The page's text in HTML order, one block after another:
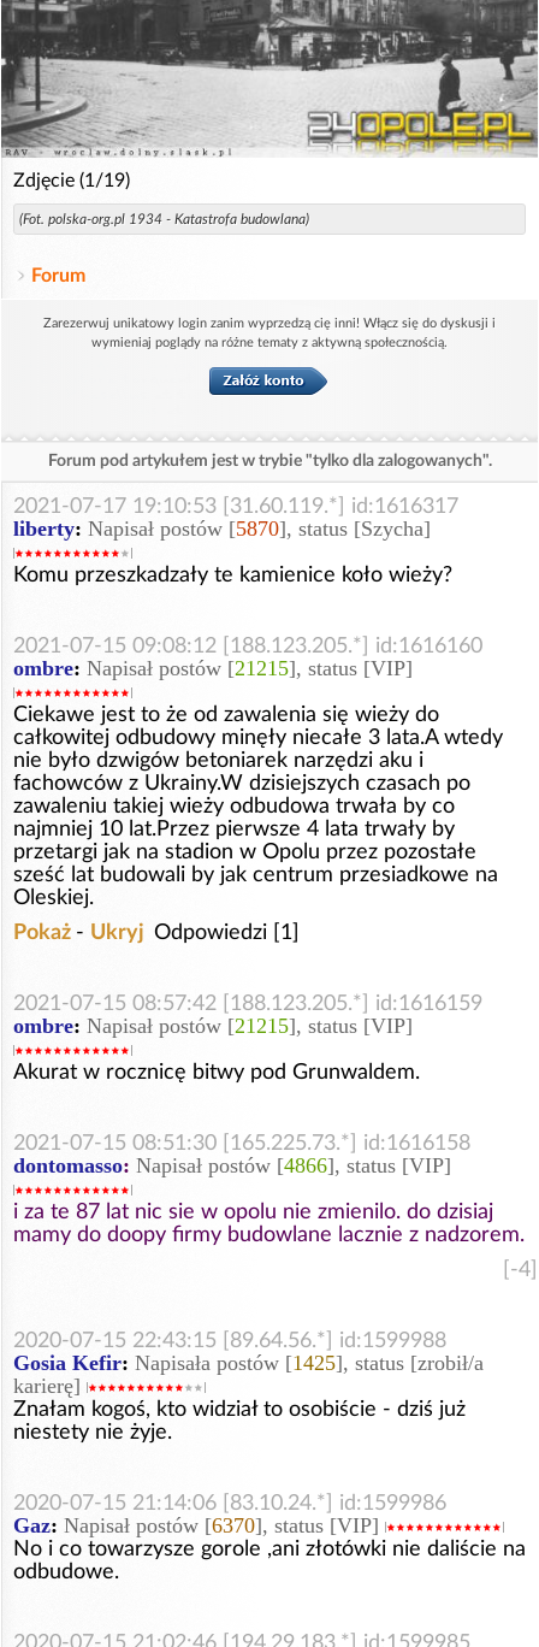
Zdjęcie (1/19)
(Fot. polska-org.pl 1934 - Katastrofa budowlana)
Forum
Zarezerwuj unikatowy login zanim wyprzedzą cię inni! Włącz się do dyskusji i
wymieniaj poglądy na różne tematy z aktywną społecznością.
Forum pod artykułem jest w trybie "tylko dla zalogowanych".
2021-07-17 19:10:53 [31.60.119.*] id:1616317
liberty: Napisał postów [5870], status [Szycha]
Komu przeszkadzały te kamienice koło wieży?
2021-07-15 09:08:12 [188.123.205.*] id:1616160
ombre: Napisał postów [21215], status [VIP]
Ciekawe jest to że od zawalenia się wieży do
całkowitej odbudowy minęły niecałe 3 lata.A wtedy
nie było dzwigów betoniarek narzędzi aku i
fachowców z Ukrainy.W dzisiejszych czasach po
zawaleniu takiej wieży odbudowa trwała by co
najmniej 10 lat.Przez pierwsze 4 lata trwały by
przetargi jak na stadion w Opolu przez pozostałe
sześć lat budowali by jak centrum przesiadkowe na
Oleskiej.
Pokaż - Ukryj Odpowiedzi [1]
2021-07-15 08:57:42 [188.123.205.*] id:1616159
ombre: Napisał postów [21215], status [VIP]
Akurat w rocznicę bitwy pod Grunwaldem.
2021-07-15 08:51:30 [165.225.73.*] id:1616158
dontomasso: Napisał postów [4866], status [VIP]
i za te 87 lat nic sie w opolu nie zmienilo. do dzisiaj
mamy do doopy firmy budowlane lacznie z nadzorem.
[-4]
2020-07-15 22:43:15 [89.64.56.*] id:1599988
Gosia Kefir: Napisała postów [1425], status [zrobił/a
karierę]
Znałam kogoś, kto widział to osobiście - dziś już
niestety nie żyje.
2020-07-15 21:14:06 [83.10.24.*] id:1599986
Gaz: Napisał postów [6370], status [VIP]
No i co towarzysze gorole ,ani złotówki nie daliście na
odbudowe.